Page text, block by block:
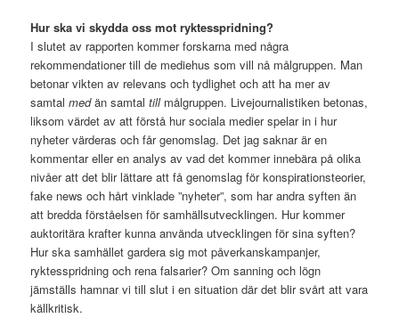
Hur ska vi skydda oss mot ryktesspridning?
I slutet av rapporten kommer forskarna med några
rekommendationer till de mediehus som vill nå målgruppen. Man
betonar vikten av relevans och tydlighet och att ha mer av
samtalmedän samtaltill målgruppen. Livejournalistiken betonas,
liksom värdet av att förstå hur sociala medier spelar in i hur
nyheter värderas och får genomslag. Det jag saknar är en
kommentar eller en analys av vad det kommer innebära på olika
nivåer att det blir lättare att få genomslag för konspirationsteorier,
fake news och hårt vinklade ”nyheter”, som har andra syften än
att bredda förståelsen för samhällsutvecklingen. Hur kommer
auktoritära krafter kunna använda utvecklingen för sina syften?
Hur ska samhället gardera sig mot påverkanskampanjer,
ryktesspridning och rena falsarier? Om sanning och lögn
jämställs hamnar vi till slut i en situation där det blir svårt att vara
källkritisk.